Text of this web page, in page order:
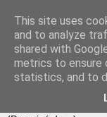
This site uses
and to analyze
shared with
metrics to ensure
statistics, and to